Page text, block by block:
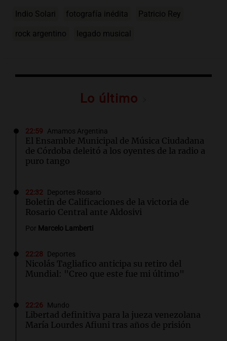
Indio Solari fotografía inédita Patricio Rey
rock argentino legado musical
Lo último
22:59 Amamos Argentina
El Ensamble Municipal de Música Ciudadana
de Córdoba deleitó a los oyentes de la radio a
puro tango
22:32 Deportes Rosario
Boletín de Calificaciones de la victoria de
Rosario Central ante Aldosivi
Por Marcelo Lamberti
22:28 Deportes
Nicolás Tagliafico anticipa su retiro del
Mundial: "Creo que este fue mi último"
22:26 Mundo
Libertad definitiva para la jueza venezolana
María Lourdes Afiuni tras años de prisión